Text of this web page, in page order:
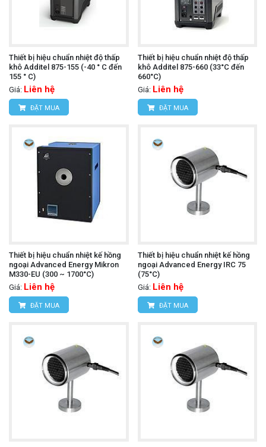
Thiết bị hiệu chuẩn nhiệt độ thấp
khô Additel 875-155 (-40 ° C đến
155 ° C)
Giá: Liên hệ
ĐẶT MUA
Thiết bị hiệu chuẩn nhiệt độ thấp
khô Additel 875-660 (33°C đến
660°C)
Giá: Liên hệ
ĐẶT MUA
Thiết bị hiệu chuẩn nhiệt kế hồng
ngoại Advanced Energy Mikron
M330-EU (300 ~ 1700°C)
Giá: Liên hệ
ĐẶT MUA
Thiết bị hiệu chuẩn nhiệt kế hồng
ngoại Advanced Energy IRC 75
(75°C)
Giá: Liên hệ
ĐẶT MUA